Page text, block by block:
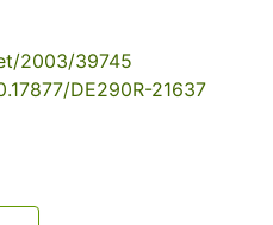
2003/39745
DE290R-21637